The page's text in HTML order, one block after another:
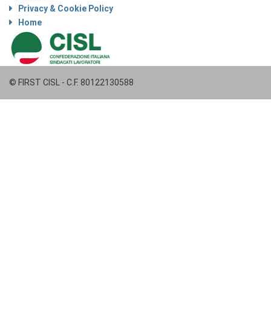
Privacy & Cookie Policy
Home
© FIRST CISL - C.F. 80122130588